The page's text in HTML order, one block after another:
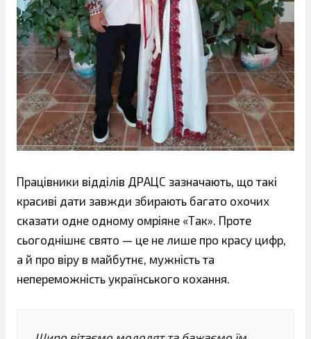
Працівники відділів ДРАЦС зазначають, що такі
красиві дати завжди збирають багато охочих
сказати одне одному омріяне «Так». Проте
сьогоднішнє свято — це не лише про красу цифр,
а й про віру в майбутнє, мужність та
непереможність українського кохання.